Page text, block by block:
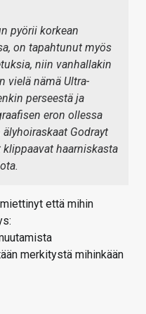
pyörii korkean
on tapahtunut myös
niin vanhallakin
vielä nämä Ultra-
perseestä ja
eron ollessa
Godrayt
haarniskasta
että mihin
merkitystä mihinkään